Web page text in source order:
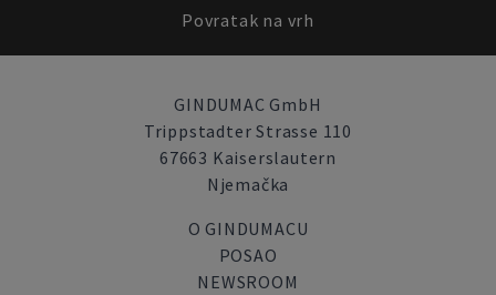
Povratak na vrh
GINDUMAC GmbH
Trippstadter Strasse 110
67663 Kaiserslautern
Njemačka
O GINDUMACU
POSAO
NEWSROOM